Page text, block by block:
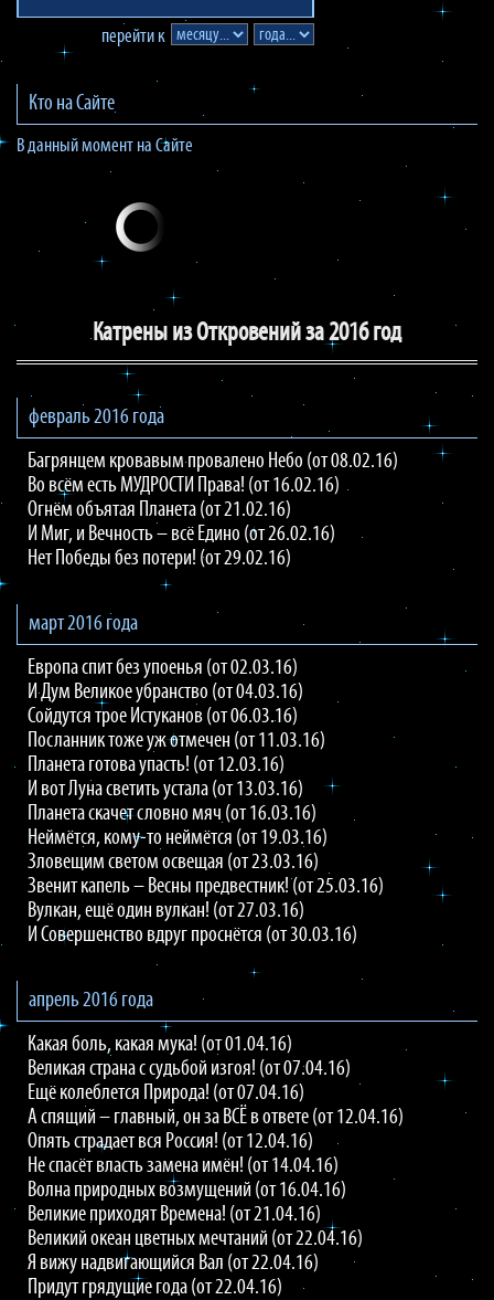
перейти к
Кто на Сайте
В данный момент на Сайте
Катрены из Откровений за 2016 год
февраль 2016 года
Багрянцем кровавым провалено Небо (от 08.02.16)
Во всём есть МУДРОСТИ Права! (от 16.02.16)
Огнём объятая Планета (от 21.02.16)
И Миг, и Вечность – всё Едино (от 26.02.16)
Нет Победы без потери! (от 29.02.16)
март 2016 года
Европа спит без упоенья (от 02.03.16)
И Дум Великое убранство (от 04.03.16)
Сойдутся трое Истуканов (от 06.03.16)
Посланник тоже уж отмечен (от 11.03.16)
Планета готова упасть! (от 12.03.16)
И вот Луна светить устала (от 13.03.16)
Планета скачет словно мяч (от 16.03.16)
Неймётся, кому-то неймётся (от 19.03.16)
Зловещим светом освещая (от 23.03.16)
Звенит капель – Весны предвестник! (от 25.03.16)
Вулкан, ещё один вулкан! (от 27.03.16)
И Совершенство вдруг проснётся (от 30.03.16)
апрель 2016 года
Какая боль, какая мука! (от 01.04.16)
Великая страна с судьбой изгоя! (от 07.04.16)
Ещё колеблется Природа! (от 07.04.16)
А спящий – главный, он за ВСЁ в ответе (от 12.04.16)
Опять страдает вся Россия! (от 12.04.16)
Не спасёт власть замена имён! (от 14.04.16)
Волна природных возмущений (от 16.04.16)
Великие приходят Времена! (от 21.04.16)
Великий океан цветных мечтаний (от 22.04.16)
Я вижу надвигающийся Вал (от 22.04.16)
Придут грядущие года (от 22.04.16)